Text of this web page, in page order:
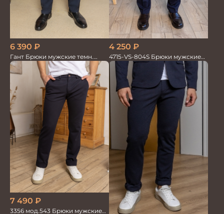
6 390 ₽
Гант Брюки мужские темн.
деми
4 250 ₽
4715-VS-804S Брюки мужские
т.син однотонный
7 490 ₽
3356 мод.543 Брюки мужские